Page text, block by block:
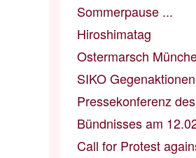
Sommerpause ...
Hiroshimatag
Ostermarsch
SIKO
Pressekonferenz
Bündnisses am
Call for Protest